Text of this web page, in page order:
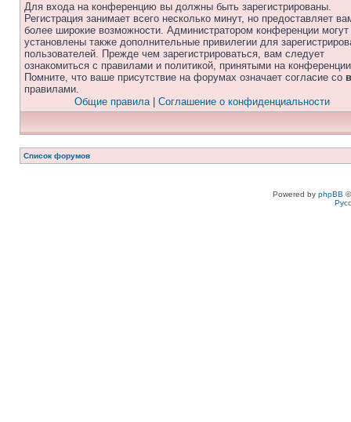
Для входа на конференцию вы должны быть зарегистрированы.
Регистрация занимает всего несколько минут, но предоставляет
более широкие возможности. Администратором конференции
установлены также дополнительные привилегии для
пользователей. Прежде чем зарегистрироваться, вам следует
ознакомиться с правилами и политикой, принятыми на
Помните, что ваше присутствие на форумах означает согласие со
правилами.
Общие правила| Соглашение о конфиденциальности
Список форумов
Powered by phpBB